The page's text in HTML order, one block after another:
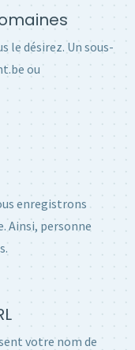
le désirez. Un sous-
ou
enregistrons
Ainsi, personne
votre nom de